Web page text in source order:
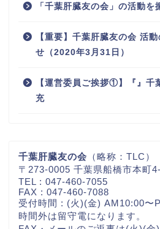
「千葉肝臓友の会」の活動を
【重要】千葉肝臓友の会 活
せ（2020年3月31日）
【運営委員ご挨拶①】『』千
充
千葉肝臓友の会 （略称：TLC）
〒273-0005 千葉県船橋市本町
TEL : 047-460-7055
FAX : 047-460-7088
受付時間 : (火)(金) AM10:00〜
時間外は留守電になります。